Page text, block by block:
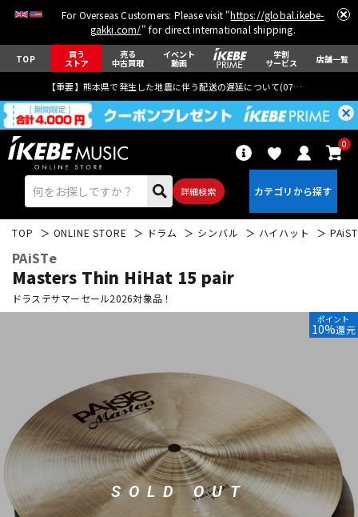
For Overseas Customers: Please visit "https://global.ikebe-
gakki.com/" for direct international shipping.
TOP 買う
ストア
売る
中古買取
イベント
動画
学割
サービス 店舗一覧
【重要】熊本県で発生した地震に伴う配送の遅延について(07月29日
詳細検索
0
ベース ウクレレ
ドラム パーカッション
キーボード 電子ピアノ
TOP ONLINE STORE ドラム シンバル ハイハット
PAiSTe
Masters Thin HiHat 15 pair
ドラステサマーセール2026対象品！
SOLD OUT
ポイント
10%還元